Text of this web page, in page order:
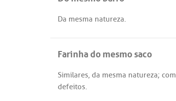
Da mesma natureza.
Farinha do mesmo saco
Similares, da mesma natureza; com
defeitos.